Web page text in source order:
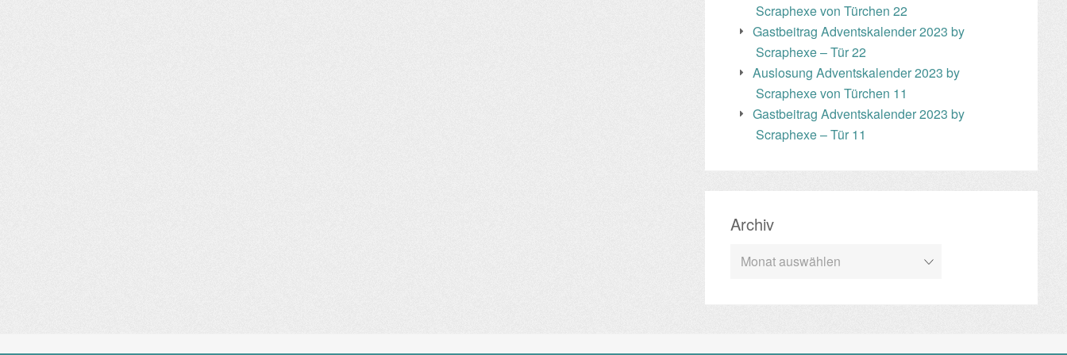
Scraphexe von Türchen 22
Gastbeitrag Adventskalender 2023 by
Scraphexe – Tür 22
Auslosung Adventskalender 2023 by
Scraphexe von Türchen 11
Gastbeitrag Adventskalender 2023 by
Scraphexe – Tür 11
Archiv
Archiv